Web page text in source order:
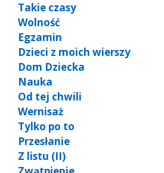
Takie czasy
Wolność
Egzamin
Dzieci z moich wierszy
Dom Dziecka
Nauka
Od tej chwili
Wernisaż
Tylko po to
Przesłanie
Z listu (II)